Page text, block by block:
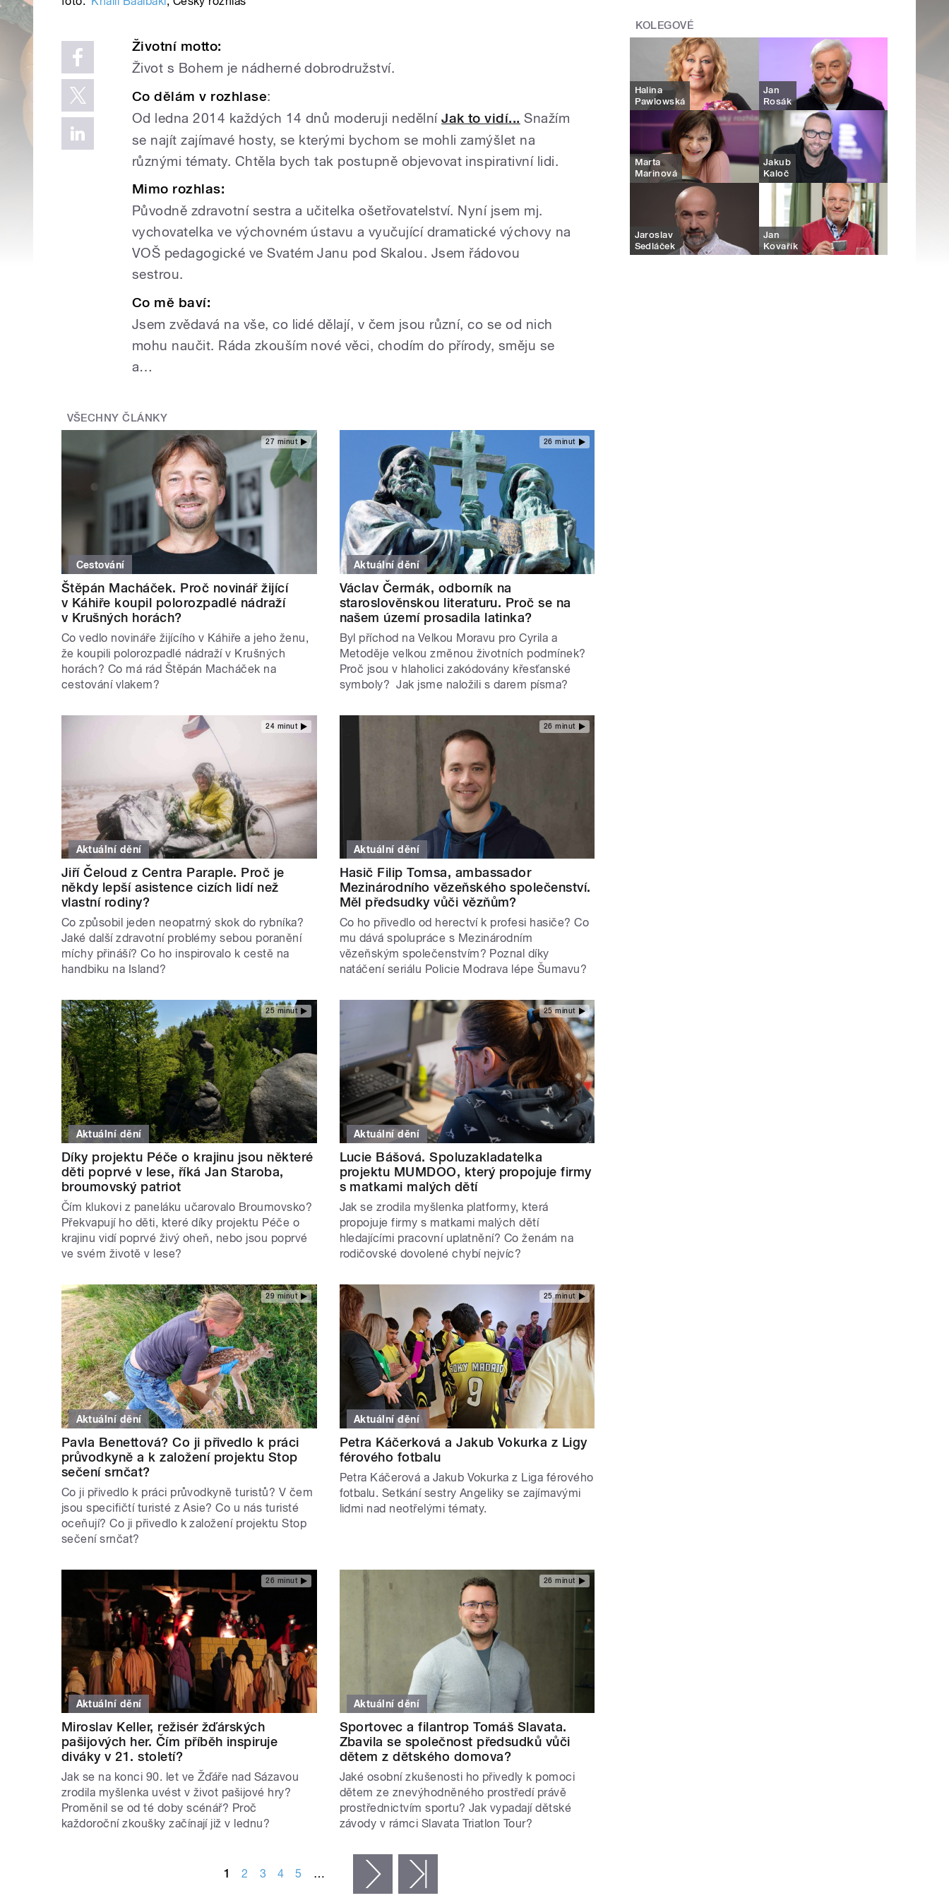
Životní motto:
Život s Bohem je nádherné dobrodružství.
Co dělám v rozhlase:
Od ledna 2014 každých 14 dnů moderuji nedělníJak to vidí... Snažím
se najít zajímavé hosty, se kterými bychom se mohli zamýšlet na
různými tématy. Chtěla bych tak postupně objevovat inspirativní lidi.
Mimo rozhlas:
Původně zdravotní sestra a učitelka ošetřovatelství. Nyní jsem mj.
vychovatelka ve výchovném ústavu a vyučující dramatické výchovy na
VOŠ pedagogické ve Svatém Janu pod Skalou. Jsem řádovou
sestrou.
Co mě baví:
Jsem zvědavá na vše, co lidé dělají, v čem jsou různí, co se od nich
mohu naučit. Ráda zkouším nové věci, chodím do přírody, směju se
a…
VŠECHNY ČLÁNKY
27 minut
Cestování
Štěpán Macháček. Proč novinář žijící
v Káhiře koupil polorozpadlé nádraží
v Krušných horách?
Co vedlo novináře žijícího v Káhiře a jeho ženu,
že koupili polorozpadlé nádraží v Krušných
horách? Co má rád Štěpán Macháček na
cestování vlakem?
26 minut
Aktuální dění
Václav Čermák, odborník na
staroslověnskou literaturu. Proč se na
našem území prosadila latinka?
Byl příchod na Velkou Moravu pro Cyrila a
Metoděje velkou změnou životních podmínek?
Proč jsou v hlaholici zakódovány křesťanské
symboly? Jak jsme naložili s darem písma?
24 minut
Aktuální dění
Jiří Čeloud z Centra Paraple. Proč je
někdy lepší asistence cizích lidí než
vlastní rodiny?
Co způsobil jeden neopatrný skok do rybníka?
Jaké další zdravotní problémy sebou poranění
míchy přináší? Co ho inspirovalo k cestě na
handbiku na Island?
26 minut
Aktuální dění
Hasič Filip Tomsa, ambassador
Mezinárodního vězeňského společenství.
Měl předsudky vůči vězňům?
Co ho přivedlo od herectví k profesi hasiče? Co
mu dává spolupráce s Mezinárodním
vězeňským společenstvím? Poznal díky
natáčení seriálu Policie Modrava lépe Šumavu?
25 minut
Aktuální dění
Díky projektu Péče o krajinu jsou některé
děti poprvé v lese, říká Jan Staroba,
broumovský patriot
Čím klukovi z paneláku učarovalo Broumovsko?
Překvapují ho děti, které díky projektu Péče o
krajinu vidí poprvé živý oheň, nebo jsou poprvé
ve svém životě v lese?
25 minut
Aktuální dění
Lucie Bášová. Spoluzakladatelka
projektu MUMDOO, který propojuje firmy
s matkami malých dětí
Jak se zrodila myšlenka platformy, která
propojuje firmy s matkami malých dětí
hledajícími pracovní uplatnění? Co ženám na
rodičovské dovolené chybí nejvíc?
29 minut
Aktuální dění
Pavla Benettová? Co ji přivedlo k práci
průvodkyně a k založení projektu Stop
sečení srnčat?
Co ji přivedlo k práci průvodkyně turistů? V čem
jsou specifičtí turisté z Asie? Co u nás turisté
oceňují? Co ji přivedlo k založení projektu Stop
sečení srnčat?
25 minut
Aktuální dění
Petra Káčerková a Jakub Vokurka z Ligy
férového fotbalu
Petra Káčerová a Jakub Vokurka z Liga férového
fotbalu. Setkání sestry Angeliky se zajímavými
lidmi nad neotřelými tématy.
26 minut
Aktuální dění
Miroslav Keller, režisér žďárských
pašijových her. Čím příběh inspiruje
diváky v 21. století?
Jak se na konci 90. let ve Žďáře nad Sázavou
zrodila myšlenka uvést v život pašijové hry?
Proměnil se od té doby scénář? Proč
každoroční zkoušky začínají již v lednu?
26 minut
Aktuální dění
Sportovec a filantrop Tomáš Slavata.
Zbavila se společnost předsudků vůči
dětem z dětského domova?
Jaké osobní zkušenosti ho přivedly k pomoci
dětem ze znevýhodněného prostředí právě
prostřednictvím sportu? Jak vypadají dětské
závody v rámci Slavata Triatlon Tour?
1 2 3 4 5 … následující ›
KOLEGOVÉ
Halina
Pawlowská
Jan
Rosák
Marta
Marinová
Jakub
Kaloč
Jaroslav
Sedláček
Jan
Kovařík